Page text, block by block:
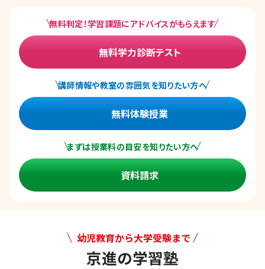
無料判定！学習課題にアドバイスがもらえます
無料学力診断テスト
講師情報や教室の雰囲気を知りたい方へ
無料体験授業
まずは授業料の目安を知りたい方へ
資料請求
幼児教育から大学受験まで
京進の学習塾